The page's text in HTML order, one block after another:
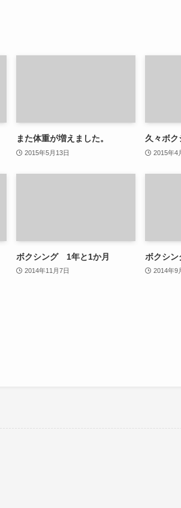
また体重が増えました。
2015年5月13日
久々ボク
2015年4
ボクシング 1年と1か月
2014年11月7日
ボクシ
2014年9